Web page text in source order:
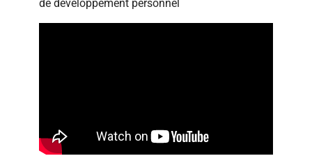
de développement personnel